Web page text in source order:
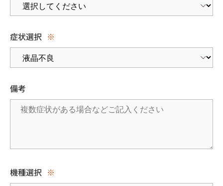
症状選択 ※
備考
機種選択 ※